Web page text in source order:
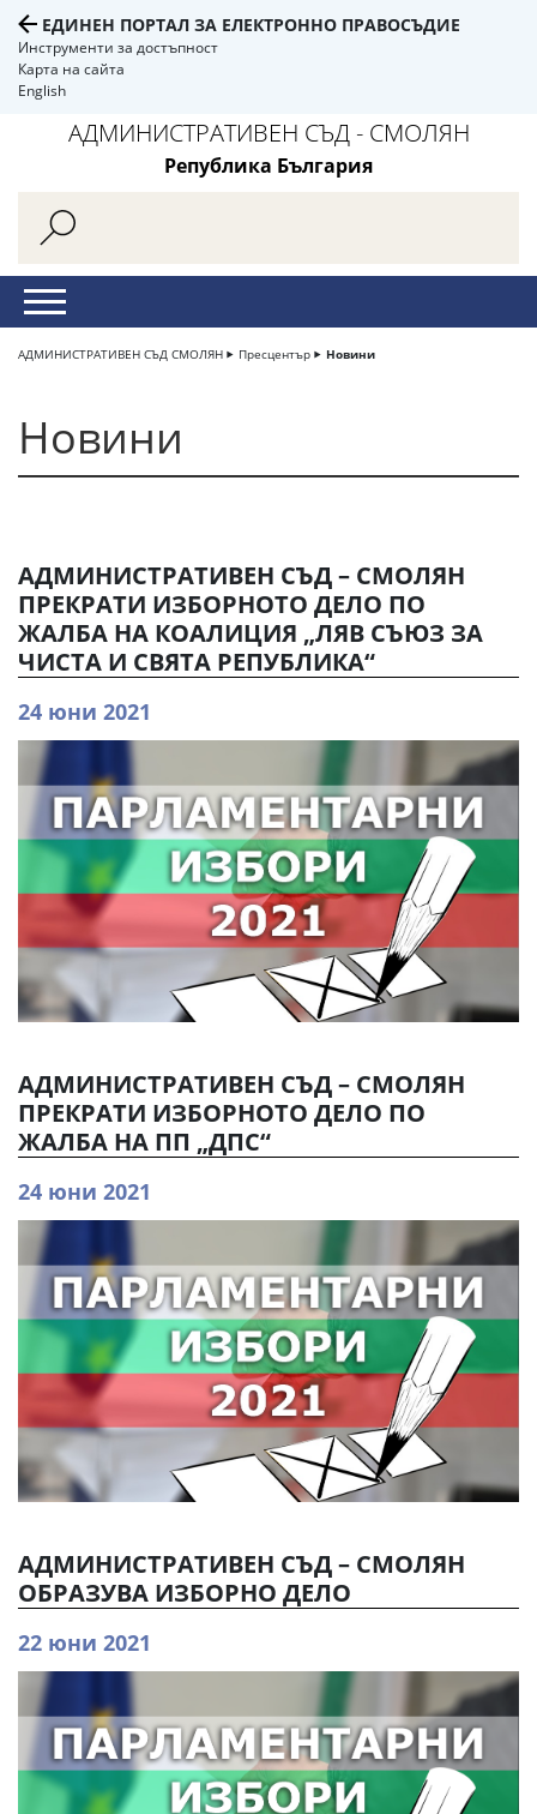
ЕДИНЕН ПОРТАЛ ЗА ЕЛЕКТРОННО ПРАВОСЪДИЕ
Инструменти за достъпност
Карта на сайта
English
АДМИНИСТРАТИВЕН СЪД - СМОЛЯН
Република България
АДМИНИСТРАТИВЕН СЪД СМОЛЯН Пресцентър Новини
Новини
АДМИНИСТРАТИВЕН СЪД – СМОЛЯН
ПРЕКРАТИ ИЗБОРНОТО ДЕЛО ПО
ЖАЛБА НА КОАЛИЦИЯ „ЛЯВ СЪЮЗ ЗА
ЧИСТА И СВЯТА РЕПУБЛИКА“
24 юни 2021
АДМИНИСТРАТИВЕН СЪД – СМОЛЯН
ПРЕКРАТИ ИЗБОРНОТО ДЕЛО ПО
ЖАЛБА НА ПП „ДПС“
24 юни 2021
АДМИНИСТРАТИВЕН СЪД – СМОЛЯН
ОБРАЗУВА ИЗБОРНО ДЕЛО
22 юни 2021